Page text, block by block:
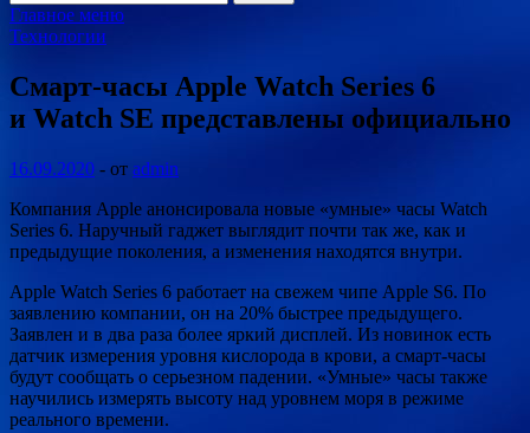
Главное меню
Технологии
Смарт-часы Apple Watch Series 6
и Watch SE представлены официально
16.09.2020 - от admin
Компания Apple анонсировала новые «умные» часы Watch
Series 6. Наручный гаджет выглядит почти так же, как и
предыдущие поколения, а изменения находятся внутри.
Apple Watch Series 6 работает на свежем чипе Apple S6. По
заявлению компании, он на 20% быстрее предыдущего.
Заявлен и в два раза более яркий дисплей. Из новинок есть
датчик измерения уровня кислорода в крови, а смарт-часы
будут сообщать о серьезном падении. «Умные» часы также
научились измерять высоту над уровнем моря в режиме
реального времени.